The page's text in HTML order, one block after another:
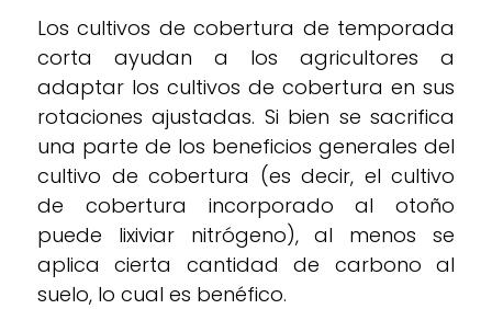
Los cultivos de cobertura de temporada
corta ayudan a los agricultores a
adaptar los cultivos de cobertura en sus
rotaciones ajustadas. Si bien se sacrifica
una parte de los beneficios generales del
cultivo de cobertura (es decir, el cultivo
de cobertura incorporado al otoño
puede lixiviar nitrógeno), al menos se
aplica cierta cantidad de carbono al
suelo, lo cual es benéfico.